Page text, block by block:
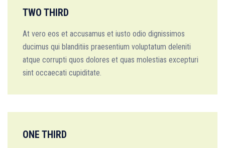
TWO THIRD
At vero eos et accusamus et iusto odio dignissimos
ducimus qui blanditiis praesentium voluptatum deleniti
atque corrupti quos dolores et quas molestias excepturi
sint occaecati cupiditate.
ONE THIRD